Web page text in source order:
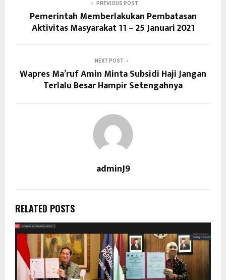
PREVIOUS POST
Pemerintah Memberlakukan Pembatasan
Aktivitas Masyarakat 11 – 25 Januari 2021
NEXT POST
Wapres Ma’ruf Amin Minta Subsidi Haji Jangan
Terlalu Besar Hampir Setengahnya
adminJ9
RELATED POSTS